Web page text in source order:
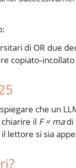
di OR due
che un
il F = madi
lettore si sia